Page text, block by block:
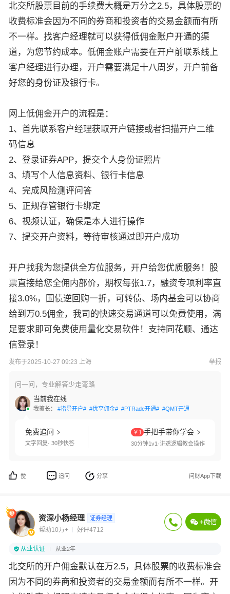
北交所股票目前的手续费大概是万分之2.5，具体股票的
收费标准会因为不同的券商和投资者的交易金额而有所
不一样。找客户经理就可以获得低佣金账户开通的渠
道，为您节约成本。低佣金账户需要在开户前联系线上
客户经理进行办理，开户需要满足十八周岁，开户前备
好您的身份证及银行卡。
网上低佣金开户的流程是：
1、首先联系客户经理获取开户链接或者扫描开户二维
码信息
2、登录证券APP，提交个人身份证照片
3、填写个人信息资料、银行卡信息
4、完成风险测评问答
5、正规存管银行卡绑定
6、视频认证，确保是本人进行操作
7、提交开户资料，等待审核通过即开户成功
开户找我为您提供全方位服务，开户给您优质服务！股
票直接给您全佣内部价，期权每张1.7，融资专项利率直
接3.0%，国债逆回购一折，可转债、场内基金可以协商
给到万0.5佣金，我司的快速交易通道可以免费使用，满
足要求即可免费使用量化交易软件！支持同花顺、通达
信登录！
发布于2025-10-27 09:23 上海 举报
问一问，专业解答少走弯路
当前我在线
我擅长： #指导开户# #优享佣金# #PTRade开通# #QMT开通#
免费追问
文字回复· 30秒快答
￥1 手把手带你学会
30分钟1v1·讲透逻辑教会操作
赞 追问 分享 问财App下载
资深小杨经理 证券经理
帮助10万+ 好评4712
从业认证 从业2年
北交所的开户佣金默认在万2.5，具体股票的收费标准会
因为不同的券商和投资者的交易金额而有所不一样。开